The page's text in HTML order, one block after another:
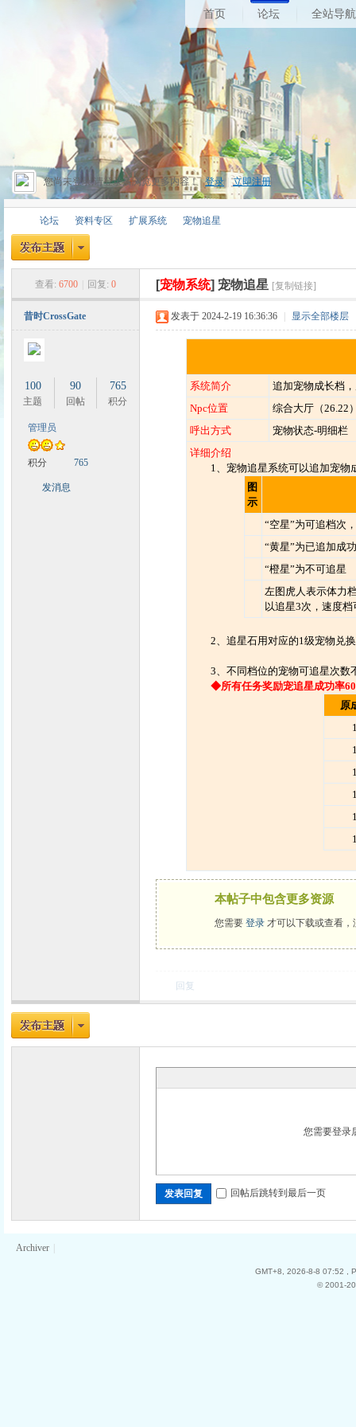
首页 论坛 全站导航
您尚未登录,请登录后浏览更多内容！ 登录 立即注册
论坛
›
资料专区
›
扩展系统
›
宠物追星
查看: 6700 回复: 0 [宠物系统] 宠物追星 [复制链接]
昔时CrossGate
100
主题
90
回帖
765
积分
管理员
积分 765
发消息
发表于 2024-2-19 16:36:36 显示全部楼层
系统简介
追加宠物成长档
Npc位置
综合大厅（26.22
呼出方式
宠物状态-明细栏
详细介绍
1、宠物追星系统可以追加宠物
图
示
“空星”为可追档次
“黄星”为已追加成
“橙星”为不可追星
左图虎人表示体力
以追星3次，速度
2、追星石用对应的1级宠物兑换
3、不同档位的宠物可追星次数
◆所有任务奖励宠追星成功率
原
本帖子中包含更多资源
您需要 登录 才可以下载或查看，
回复
您需要登录
发表回复 回帖后跳转到最后一页
Archiver
GMT+8, 2026-8-8 07:52
,
© 2001-